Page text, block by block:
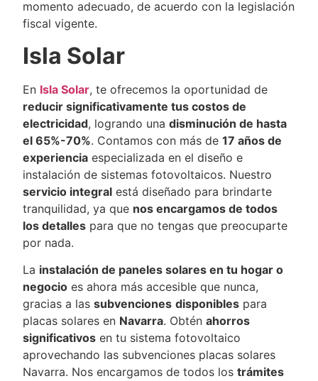
momento adecuado, de acuerdo con la legislación
fiscal vigente.
Isla Solar
En Isla Solar, te ofrecemos la oportunidad de
reducir significativamente tus costos de
electricidad, logrando unadisminución de hasta
el 65%-70%. Contamos con más de17 años de
experiencia especializada en el diseño e
instalación de sistemas fotovoltaicos. Nuestro
servicio integral está diseñado para brindarte
tranquilidad, ya que nos encargamos de todos
los detalles para que no tengas que preocuparte
por nada.
La instalación de paneles solares en tu hogar o
negocio es ahora más accesible que nunca,
gracias a lassubvenciones disponibles para
placas solares en Navarra. Obténahorros
significativos en tu sistema fotovoltaico
aprovechando las subvenciones placas solares
Navarra. Nos encargamos de todos lostrámites